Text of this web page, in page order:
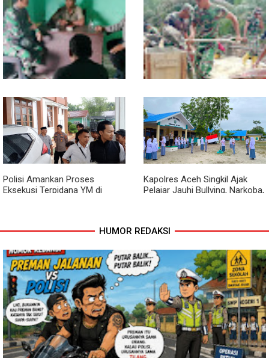
Kodim 0118 Tancap Gas
Rampungkan Finishing
Jembatan Garuda
Melalui Wasbang, Babinsa
Bentuk Karakter dan Jiwa
Patriotisme Pelajar
Babinsa dan Bhabinkamtibmas
Ajak Warga Semarakkan HUT
RI ke-81 dengan Kibarkan
Merah Putih
Cuaca Tak Jadi Penghalang,
Pengecoran Kepala Jembatan
Garuda dan Pengacian Terus
Dikebut
Polisi Amankan Proses
Eksekusi Terpidana YM di
Kapolres Aceh Singkil Ajak
Pelajar Jauhi Bullying, Narkoba,
HUMOR REDAKSI